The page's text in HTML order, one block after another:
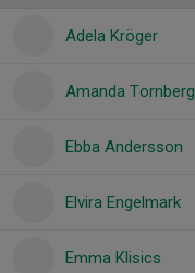
Adela Kröger
Amanda Tornberg
Ebba Andersson
Elvira Engelmark
Emma Klisics